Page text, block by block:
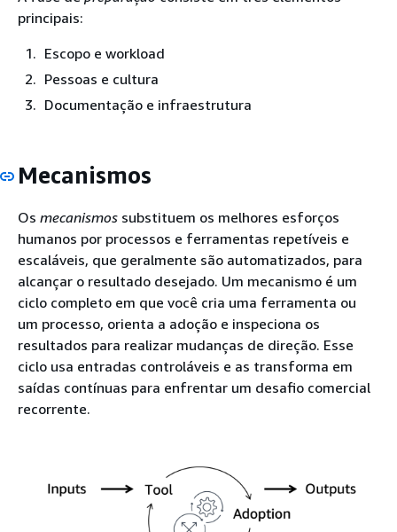
principais:
Escopo e workload
Pessoas e cultura
Documentação e infraestrutura
Mecanismos
Os mecanismos substituem os melhores esforços
humanos por processos e ferramentas repetíveis e
escaláveis, que geralmente são automatizados, para
alcançar o resultado desejado. Um mecanismo é um
ciclo completo em que você cria uma ferramenta ou
um processo, orienta a adoção e inspeciona os
resultados para realizar mudanças de direção. Esse
ciclo usa entradas controláveis e as transforma em
saídas contínuas para enfrentar um desafio comercial
recorrente.